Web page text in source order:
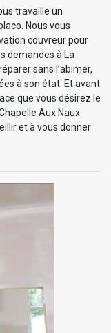
travaille un
Nous vous
couvreur pour
demandes à La
sans l’abimer,
à son état. Et avant
que vous désirez le
Aux Naux
et à vous donner